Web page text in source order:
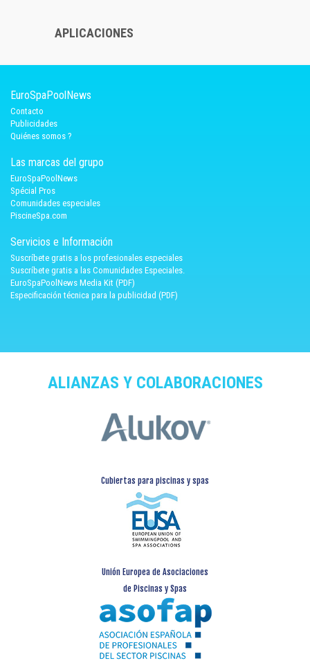
APLICACIONES
EuroSpaPoolNews
Contacto
Publicidades
Quiénes somos ?
Las marcas del grupo
EuroSpaPoolNews
Spécial Pros
Comunidades especiales
PiscineSpa.com
Servicios e Información
Suscríbete gratis a los profesionales especiales
Suscríbete gratis a las Comunidades Especiales.
EuroSpaPoolNews Media Kit (PDF)
Especificación técnica para la publicidad (PDF)
ALIANZAS Y COLABORACIONES
Cubiertas para piscinas y spas
Unión Europea de Asociaciones
de Piscinas y Spas